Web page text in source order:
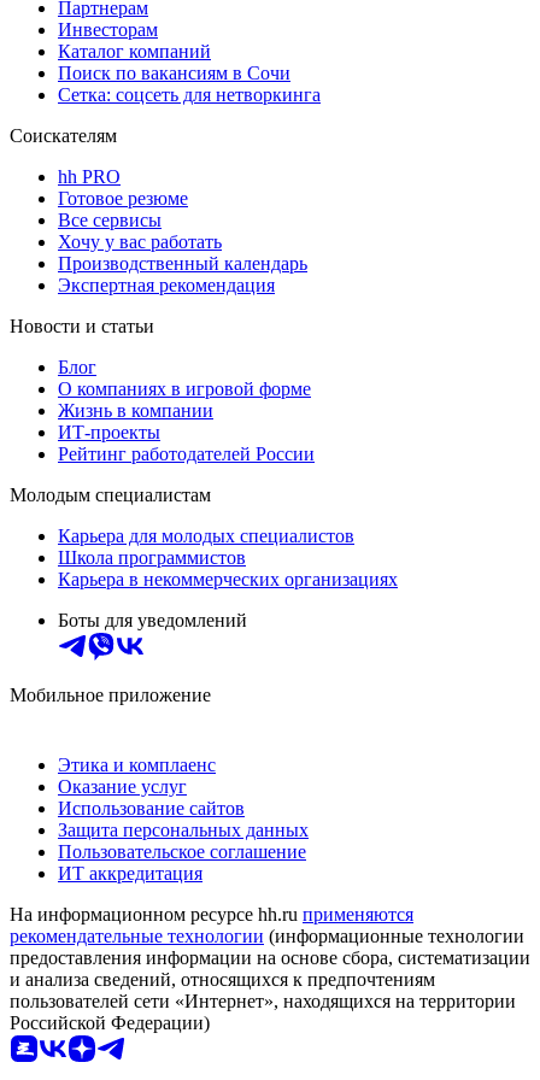
Партнерам
Инвесторам
Каталог компаний
Поиск по вакансиям в Сочи
Сетка: соцсеть для нетворкинга
Соискателям
hh PRO
Готовое резюме
Все сервисы
Хочу у вас работать
Производственный календарь
Экспертная рекомендация
Новости и статьи
Блог
О компаниях в игровой форме
Жизнь в компании
ИТ-проекты
Рейтинг работодателей России
Молодым специалистам
Карьера для молодых специалистов
Школа программистов
Карьера в некоммерческих организациях
Боты для уведомлений
Мобильное приложение
Этика и комплаенс
Оказание услуг
Использование сайтов
Защита персональных данных
Пользовательское соглашение
ИТ аккредитация
На информационном ресурсе hh.ru применяются
рекомендательные технологии (информационные технологии
предоставления информации на основе сбора, систематизации
и анализа сведений, относящихся к предпочтениям
пользователей сети «Интернет», находящихся на территории
Российской Федерации)